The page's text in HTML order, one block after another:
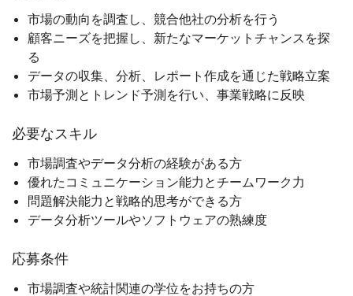
市場の動向を調査し、競合他社の分析を行う
顧客ニーズを把握し、新たなマーケットチャンスを探
る
データの収集、分析、レポート作成を通じた戦略立案
市場予測とトレンド予測を行い、事業戦略に反映
必要なスキル
市場調査やデータ分析の経験がある方
優れたコミュニケーション能力とチームワーク力
問題解決能力と戦略的思考ができる方
データ分析ツールやソフトウェアの熟練度
応募条件
市場調査や統計関連の学位をお持ちの方